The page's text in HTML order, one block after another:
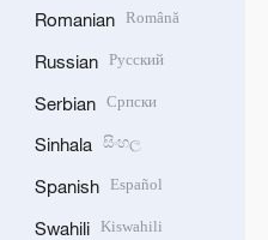
Romanian Română
Russian Русский
Serbian Српски
Sinhala සිංහල
Spanish Español
Swahili Kiswahili